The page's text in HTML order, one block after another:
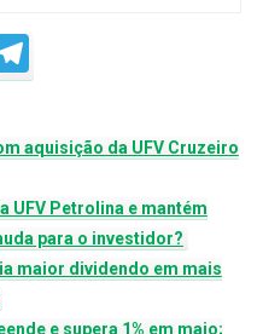
aquisição da UFV Cruzeiro
UFV Petrolina e mantém
para o investidor?
maior dividendo em mais
e supera 1% em maio;